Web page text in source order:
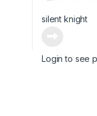
silent knight
Login to see